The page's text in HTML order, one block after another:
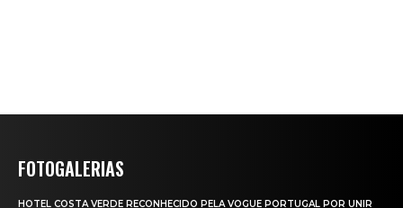
FOTOGALERIAS
HOTEL COSTA VERDE RECONHECIDO PELA VOGUE PORTUGAL POR UNIR